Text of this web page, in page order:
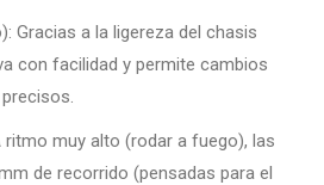
Gracias a la ligereza del chasis
con facilidad y permite cambios
ritmo muy alto (rodar a fuego), las
de recorrido (pensadas para el